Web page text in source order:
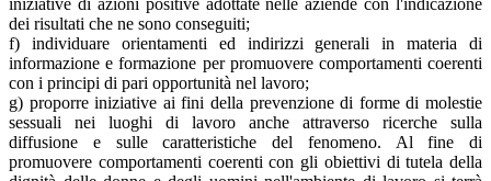
dei risultati che ne sono conseguiti;
f) individuare orientamenti ed indirizzi generali in materia di
informazione e formazione per promuovere comportamenti coerenti
con i principi di pari opportunità nel lavoro;
g) proporre iniziative ai fini della prevenzione di forme di molestie
sessuali nei luoghi di lavoro anche attraverso ricerche sulla
diffusione e sulle caratteristiche del fenomeno. Al fine di
promuovere comportamenti coerenti con gli obiettivi di tutela della